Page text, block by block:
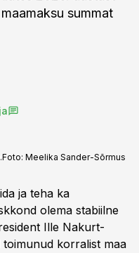
summat
Foto: Meelika Sander-Sõrmus
ja teha ka
olema stabiilne
Ille Nakurt-
toimunud korralist maa